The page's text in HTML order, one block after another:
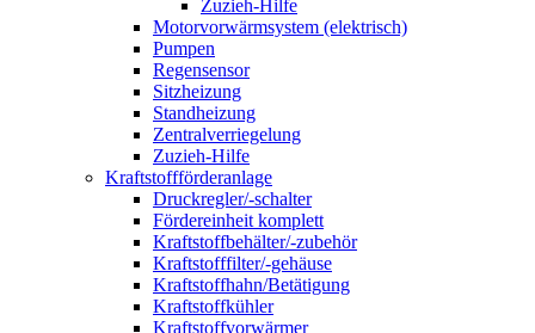
Zuzieh-Hilfe
Motorvorwärmsystem (elektrisch)
Pumpen
Regensensor
Sitzheizung
Standheizung
Zentralverriegelung
Zuzieh-Hilfe
Kraftstoffförderanlage
Druckregler/-schalter
Fördereinheit komplett
Kraftstoffbehälter/-zubehör
Kraftstofffilter/-gehäuse
Kraftstoffhahn/Betätigung
Kraftstoffkühler
Kraftstoffvorwärmer